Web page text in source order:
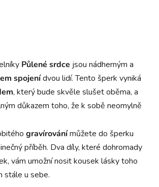
Půlené srdce jsou nádherným a
spojenídvou lidí. Tento šperk vyniká
, který bude skvěle slušet oběma, a
důkazem toho, že k sobě neomylně
gravírovánímůžete do šperku
příběh. Dva díly, které dohromady
vám umožní nosit kousek lásky toho
stále u sebe.